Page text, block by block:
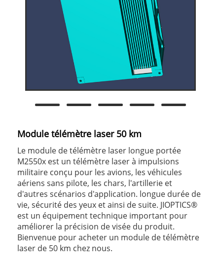
Module télémètre laser 50 km
Le module de télémètre laser longue portée
M2550x est un télémètre laser à impulsions
militaire conçu pour les avions, les véhicules
aériens sans pilote, les chars, l'artillerie et
d'autres scénarios d'application. longue durée de
vie, sécurité des yeux et ainsi de suite. JIOPTICS®
est un équipement technique important pour
améliorer la précision de visée du produit.
Bienvenue pour acheter un module de télémètre
laser de 50 km chez nous.